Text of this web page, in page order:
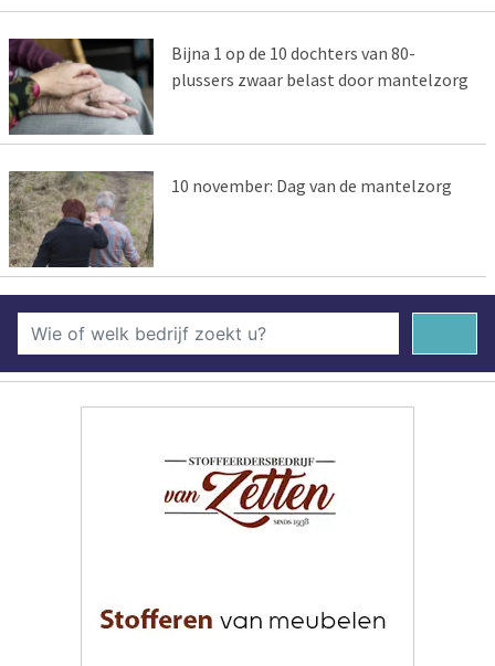
Bijna 1 op de 10 dochters van 80-
plussers zwaar belast door mantelzorg
10 november: Dag van de mantelzorg